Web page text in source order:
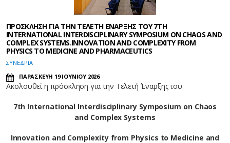
ΠΡΟΣΚΛΗΣΗ ΓΙΑ ΤΗΝ ΤΕΛΕΤΗ ΕΝΑΡΞΗΣ ΤΟΥ 7TH
INTERNATIONAL INTERDISCIPLINARY SYMPOSIUM ON CHAOS AND
COMPLEX SYSTEMS.INNOVATION AND COMPLEXITY FROM
PHYSICS TO MEDICINE AND PHARMACEUTICS
ΣΥΝΕΔΡΙΑ
ΠΑΡΑΣΚΕΥΗ 19 ΙΟΥΝΙΟΥ 2026
Ακολουθεί η πρόσκληση για την Τελετή Έναρξης του
7th International Interdisciplinary Symposium on Chaos
and Complex Systems
Innovation and Complexity from Physics to Medicine and